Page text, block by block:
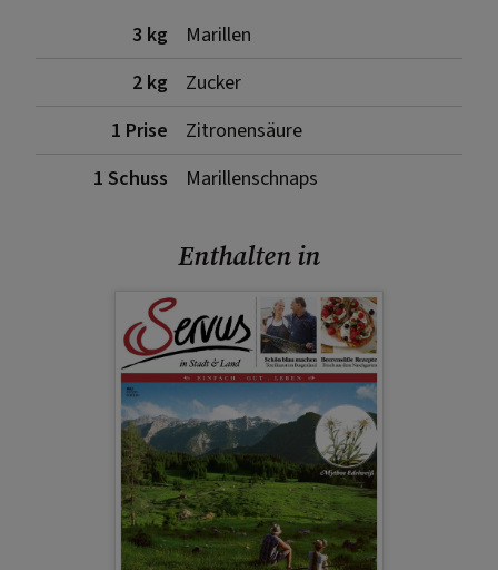
3 kg
Marillen
2 kg
Zucker
1 Prise
Zitronensäure
1 Schuss
Marillenschnaps
Enthalten in